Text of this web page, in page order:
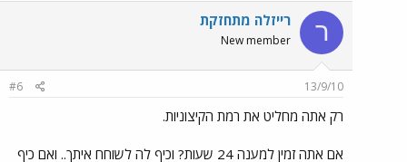
ר רייזלה מתחזקת
New member
13/9/10
#6
רק אתה מחליט את רמת הקיצוניות.
אם אתה זמין למענה 24 שעות? וכיף לה לשוחח איתך.. ואם כיף